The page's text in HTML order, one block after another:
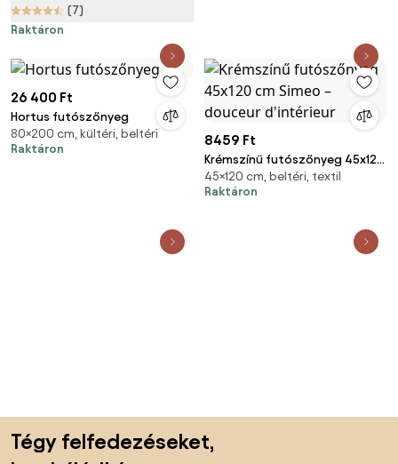
(7)
Raktáron
26 400 Ft
Hortus futószőnyeg
80×200 cm, kültéri, beltéri
Raktáron
8459 Ft
Krémszínű futószőnyeg 45x120
cm Simeo – douceur d'intérieur
45×120 cm, beltéri, textil
Raktáron
Tégy felfedezéseket,